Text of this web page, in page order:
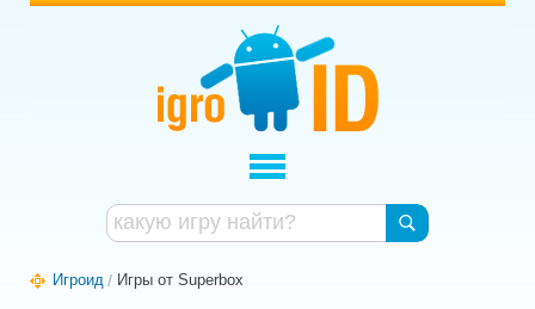
Игроид Игры от Superbox